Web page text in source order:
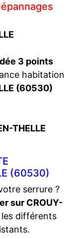
3 points
habitation
(60530)
THELLE
(60530)
serrure ?
sur CROUY-
différents